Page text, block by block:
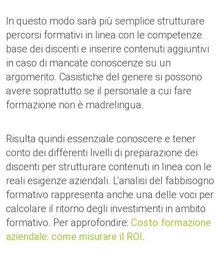
In questo modo sarà più semplice strutturare
percorsi formativi in linea con le competenze
base dei discenti e inserire contenuti aggiuntivi
in caso di mancate conoscenze su un
argomento. Casistiche del genere si possono
avere soprattutto se il personale a cui fare
formazione non è madrelingua.
Risulta quindi essenziale conoscere e tener
conto dei differenti livelli di preparazione dei
discenti per strutturare contenuti in linea con le
reali esigenze aziendali. L’analisi del fabbisogno
formativo rappresenta anche una delle voci per
calcolare il ritorno degli investimenti in ambito
formativo. Per approfondire: Costo formazione
aziendale: come misurare il ROI.